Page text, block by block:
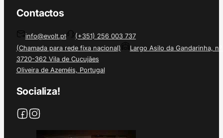
Contactos
info@evolt.pt
(+351) 256 003 737
(Chamada para rede fixa nacional)
Largo Asilo da Gandarinha, nº
3720-362 Vila de Cucujães
Oliveira de Azeméis, Portugal
Socializa!